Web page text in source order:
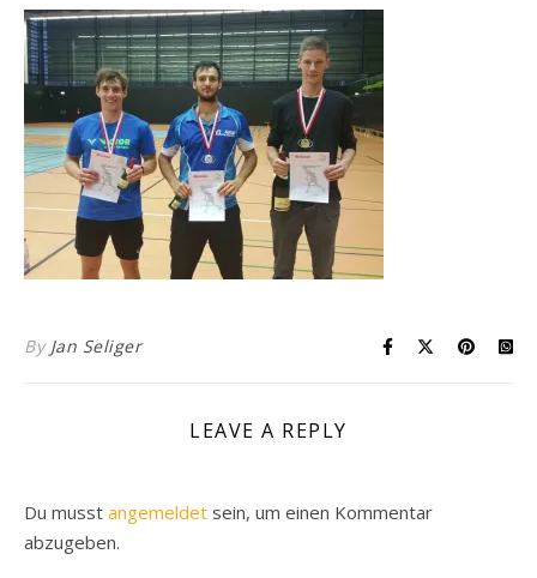
By Jan Seliger
LEAVE A REPLY
Du musst angemeldet sein, um einen Kommentar
abzugeben.